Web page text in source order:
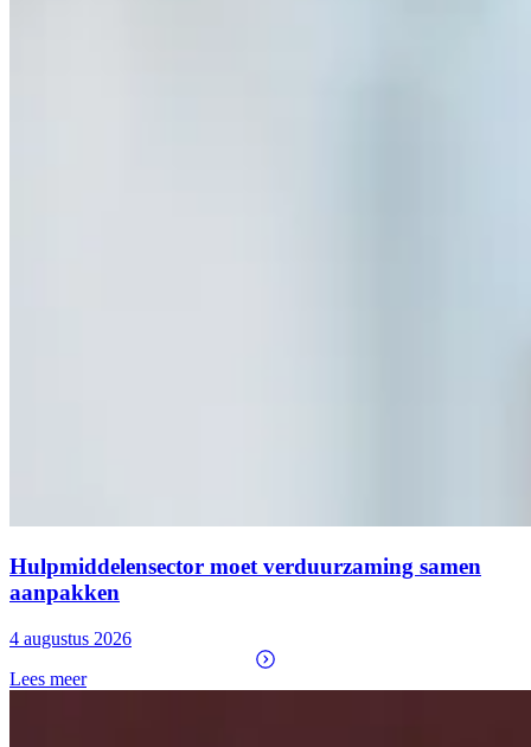
Hulpmiddelensector moet verduurzaming samen
aanpakken
4 augustus 2026
Lees meer